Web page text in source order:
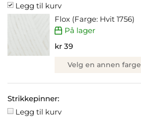
Legg til kurv
Flox (Farge: Hvit 1756)
På lager
kr 39
Velg en annen farge
Strikkepinner:
Legg til kurv